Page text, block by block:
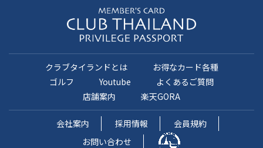
クラブタイランドとは
お得なカード各種
ゴルフ
Youtube
よくあるご質問
店舗案内
楽天GORA
会社案内 採用情報
会員規約
お問い合わせ